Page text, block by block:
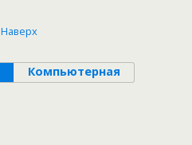
Наверх
Компьютерная